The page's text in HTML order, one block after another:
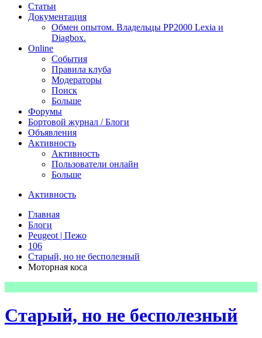
Статьи
Документация
Обмен опытом. Владельцы PP2000 Lexia и
Diagbox.
Online
События
Правила клуба
Модераторы
Поиск
Больше
Форумы
Бортовой журнал / Блоги
Объявления
Активность
Активность
Пользователи онлайн
Больше
Активность
Главная
Блоги
Peugeot | Пежо
106
Старый, но не бесполезный
Моторная коса
Старый, но не бесполезный